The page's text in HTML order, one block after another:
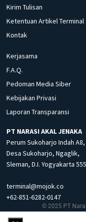
Kirim Tulisan
Ketentuan Artikel Terminal
Kontak
Kerjasama
F.A.Q.
Pedoman Media Siber
Kebijakan Privasi
Laporan Transparansi
PT NARASI AKAL JENAKA
Perum Sukoharjo Indah A8,
Desa Sukoharjo, Ngaglik,
Sleman, D.I. Yogyakarta
terminal@mojok.co
+62-851-6282-0147
© 2025 PT